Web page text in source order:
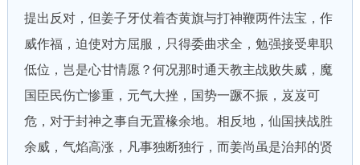
提出反对，但姜子牙仗着杏黄旗与打神鞭两件法宝，作
威作福，迫使对方屈服，只得委曲求全，勉强接受卑职
低位，岂是心甘情愿？何况那时通天教主战败失威，魔
国臣民伤亡惨重，元气大挫，国势一蹶不振，岌岌可
危，对于封神之事自无置椽余地。相反地，仙国挟战胜
余威，气焰高涨，凡事独断独行，而姜尚虽是治邦的贤